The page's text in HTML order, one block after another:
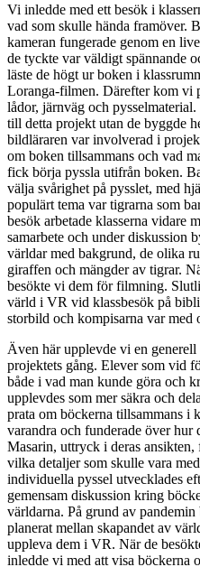
Vi inledde med ett besök i
vad som skulle hända framöver.
kameran fungerade genom en
de tyckte var väldigt spännande
läste de högt ur boken i
Loranga-filmen. Därefter kom vi
lådor, järnväg och
till detta projekt utan de byggde
bildläraren var involverad i
om boken tillsammans och vad
fick börja pyssla utifrån boken.
välja svårighet på pysslet, med
populärt tema var tigrarna som
besök arbetade klasserna vidare
samarbete och under diskussion
världar med bakgrund, de olika
giraffen och mängder av tigrar.
besökte vi dem för filmning.
värld i VR vid klassbesök på
storbild och kompisarna var med
Även här upplevde vi en
projektets gång. Elever som vid
både i vad man kunde göra och
upplevdes som mer säkra och
prata om böckerna tillsammans i
varandra och funderade över hur
Masarin, uttryck i deras
vilka detaljer som skulle vara
individuella pyssel utvecklades
gemensam diskussion kring
världarna. På grund av
planerat mellan skapandet av
uppleva dem i VR. När de
inledde vi med att visa böckerna